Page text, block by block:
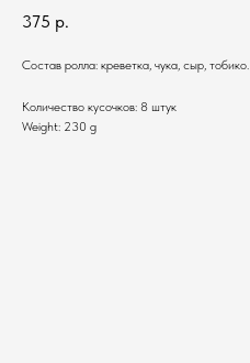
375 р.
Состав ролла: креветка, чука, сыр, тобико.
Количество кусочков: 8 штук
Weight: 230 g